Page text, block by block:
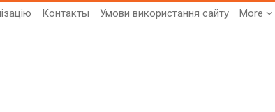
Контакты Умови використання сайту More